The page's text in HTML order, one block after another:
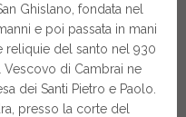
Ghislano, fondata nel
e poi passata in mani
reliquie del santo nel 930
di Cambrai ne
dei Santi Pietro e Paolo.
presso la corte del